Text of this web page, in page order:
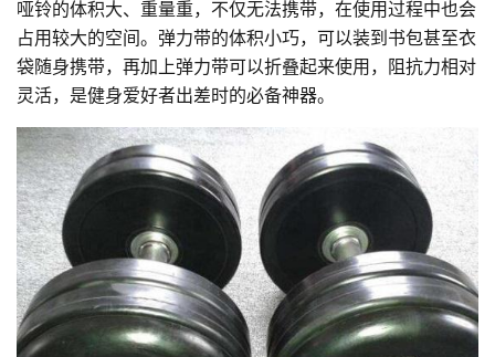
哑铃的体积大、重量重，不仅无法携带，在使用过程中也会
占用较大的空间。弹力带的体积小巧，可以装到书包甚至衣
袋随身携带，再加上弹力带可以折叠起来使用，阻抗力相对
灵活，是健身爱好者出差时的必备神器。